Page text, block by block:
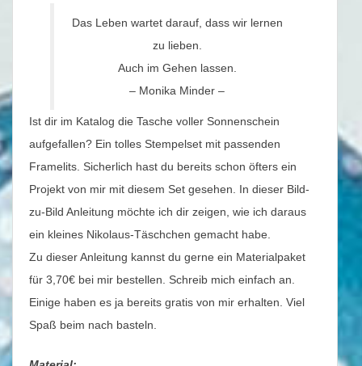
Das Leben wartet darauf, dass wir lernen
zu lieben.
Auch im Gehen lassen.
– Monika Minder –
Ist dir im Katalog die Tasche voller Sonnenschein
aufgefallen? Ein tolles Stempelset mit passenden
Framelits. Sicherlich hast du bereits schon öfters ein
Projekt von mir mit diesem Set gesehen. In dieser Bild-
zu-Bild Anleitung möchte ich dir zeigen, wie ich daraus
ein kleines Nikolaus-Täschchen gemacht habe.
Zu dieser Anleitung kannst du gerne ein Materialpaket
für 3,70€ bei mir bestellen. Schreib mich einfach an.
Einige haben es ja bereits gratis von mir erhalten. Viel
Spaß beim nach basteln.